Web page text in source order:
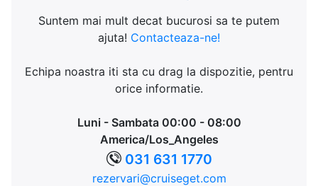
Suntem mai mult decat bucurosi sa te putem
ajuta! Contacteaza-ne!
Echipa noastra iti sta cu drag la dispozitie, pentru
orice informatie.
Luni - Sambata 00:00 - 08:00
America/Los_Angeles
031 631 1770
rezervari@cruiseget.com